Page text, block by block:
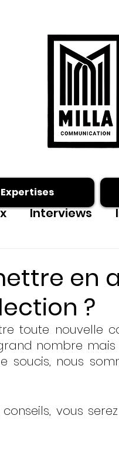
Interviews
en
?
toute nouvelle
nombre
soucis, nous
vous
Expertises